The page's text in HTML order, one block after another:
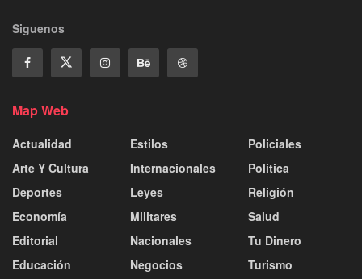
Siguenos
Map Web
Actualidad
Arte Y Cultura
Deportes
Economía
Editorial
Educación
Estilos
Internacionales
Leyes
Militares
Nacionales
Negocios
Policiales
Politica
Religión
Salud
Tu Dinero
Turismo